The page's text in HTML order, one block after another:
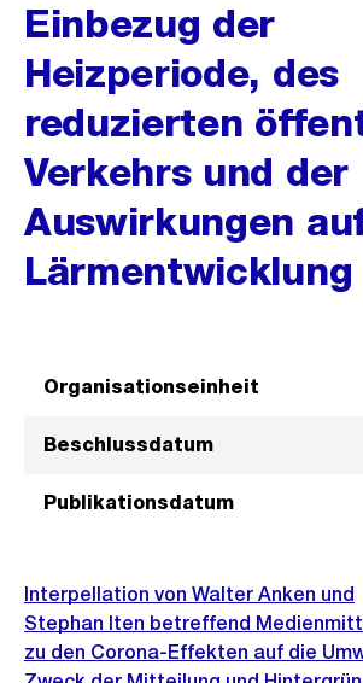
Einbezug der
Heizperiode, des
reduzierten
Verkehrs und der
Auswirkungen
Lärmentwicklung
Organisationseinheit
Beschlussdatum
Publikationsdatum
Interpellation von Walter Anken und
Stephan Iten betreffend
zu den Corona-Effekten auf die